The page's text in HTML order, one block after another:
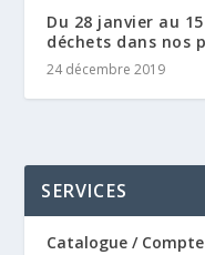
Du 28 janvier au
déchets dans nos
24 décembre 2019
SERVICES
Catalogue /